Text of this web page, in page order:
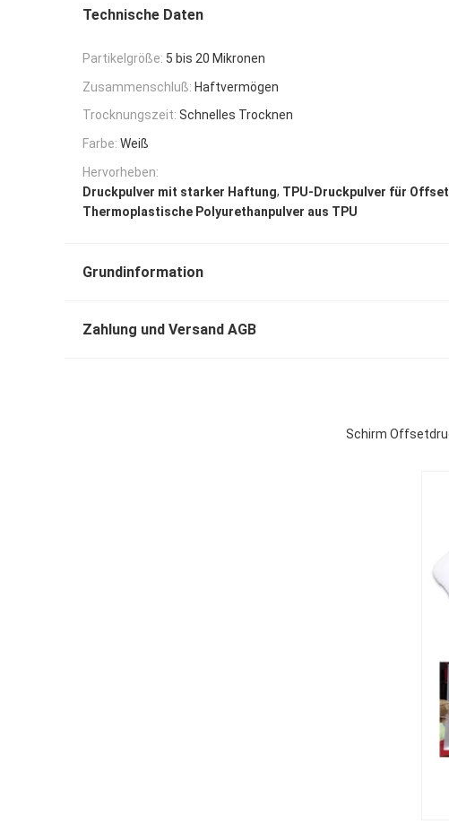
Technische Daten
Partikelgröße: 5 bis 20 Mikronen
Zusammenschluß: Haftvermögen
Trocknungszeit: Schnelles Trocknen
Farbe: Weiß
Hervorheben:
Druckpulver mit starker Haftung, TPU-Druckpulver für
Thermoplastische Polyurethanpulver aus TPU
Grundinformation
Zahlung und Versand AGB
Schirm